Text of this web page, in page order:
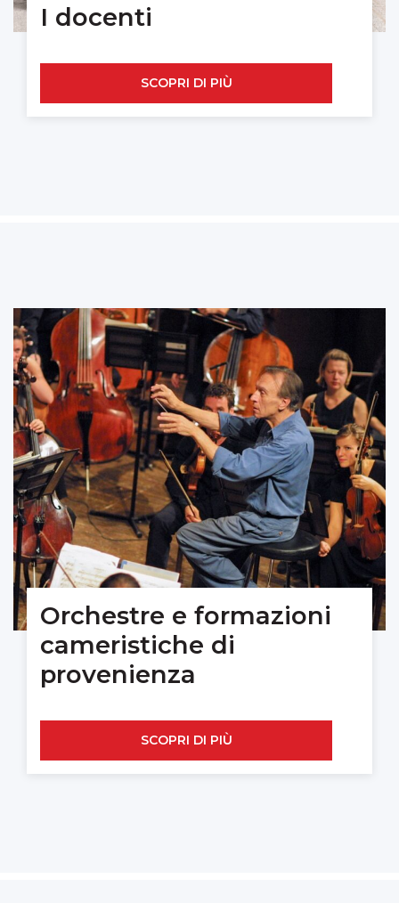
I docenti
SCOPRI DI PIÙ
Orchestre e formazioni
cameristiche di
provenienza
SCOPRI DI PIÙ